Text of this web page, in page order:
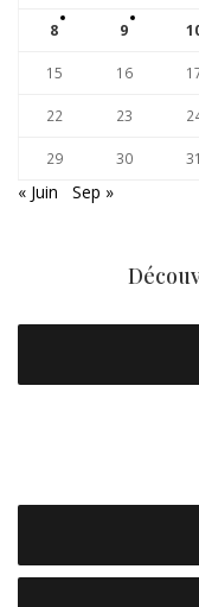
8 9
15 16
22 23
29 30 31
« Juin Sep »